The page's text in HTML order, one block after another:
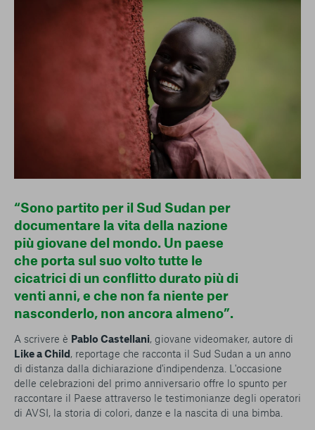
conto del fatto che il blocco di alcuni cookie può
condizionare l’esperienza sulla Piattaforma e il suo
funzionamento. Premendo “Conferma le mie scelte”, la
selezione relativa ai cookie effettuata verrà salvata. Se non è
stata selezionata alcuna opzione, premere questo pulsante
equivarrà a rifiutare tutti i cookie. Per ulteriori informazioni, è
possibile consultare la nostra
Ulteriori informazioni
Cookie strettamente necessari
Cookies di marketing
“Sono partito per il Sud Sudan per
documentare la vita della nazione
più giovane del mondo. Un paese
che porta sul suo volto tutte le
cicatrici di un conflitto durato più di
venti anni, e che non fa niente per
nasconderlo, non ancora almeno”.
A scrivere è Pablo Castellani, giovane videomaker, autore di
Like a Child, reportage che racconta il Sud Sudan a un anno
di distanza dalla dichiarazione d'indipendenza. L'occasione
delle celebrazioni del primo anniversario offre lo spunto per
raccontare il Paese attraverso le testimonianze degli operatori
di AVSI, la storia di colori, danze e la nascita di una bimba.